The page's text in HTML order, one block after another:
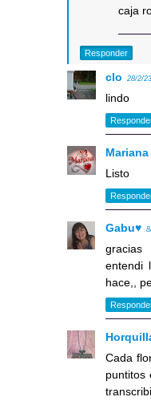
caja
Responder
clo 28/2/
lindo
Mariana
Listo
Gabu♥
entendi
hace,,
Cada
puntitos